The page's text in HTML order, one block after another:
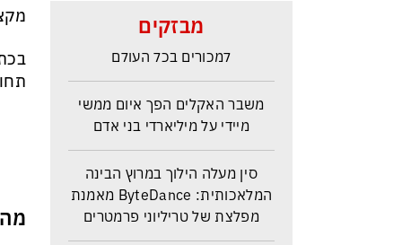
מבזקים
הקולומביאני ייקר את הקוקאין
למכורים בכל העולם
משבר האקלים הפך איום ממשי
מיידי על מיליארדי בני אדם
סין מעלה הילוך במרוץ הבינה
המלאכותית: ByteDance מאמנת
מפלצת של טריליוני פרמטרים